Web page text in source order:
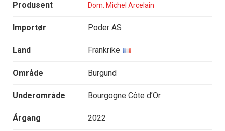
Produsent Dom. Michel Arcelain
Importør Poder AS
Land Frankrike
Område Burgund
Underområde Bourgogne Côte d’Or
Årgang 2022